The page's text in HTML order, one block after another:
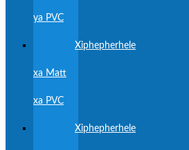
ya PVC
Xiphepherhele
xa Matt
xa PVC
Xiphepherhele